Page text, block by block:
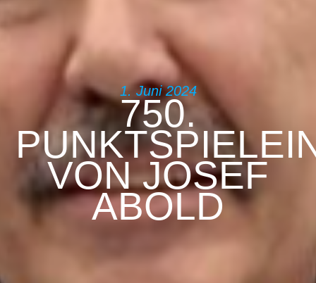
1. Juni 2024
750.
VON JOSEF
ABOLD